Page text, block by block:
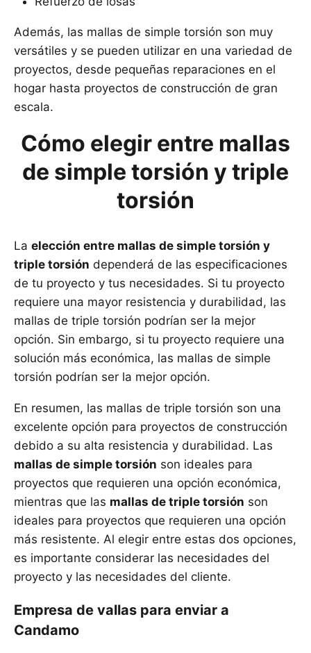
Además, las mallas de simple torsión son muy
versátiles y se pueden utilizar en una variedad de
proyectos, desde pequeñas reparaciones en el
hogar hasta proyectos de construcción de gran
escala.
Cómo elegir entre mallas
de simple torsión y triple
torsión
La elección entre mallas de simple torsión y
triple torsión dependerá de las especificaciones
de tu proyecto y tus necesidades. Si tu proyecto
requiere una mayor resistencia y durabilidad, las
mallas de triple torsión podrían ser la mejor
opción. Sin embargo, si tu proyecto requiere una
solución más económica, las mallas de simple
torsión podrían ser la mejor opción.
En resumen, las mallas de triple torsión son una
excelente opción para proyectos de construcción
debido a su alta resistencia y durabilidad. Las
mallas de simple torsión son ideales para
proyectos que requieren una opción económica,
mientras que las mallas de triple torsión son
ideales para proyectos que requieren una opción
más resistente. Al elegir entre estas dos opciones,
es importante considerar las necesidades del
proyecto y las necesidades del cliente.
Empresa de vallas para enviar a
Candamo